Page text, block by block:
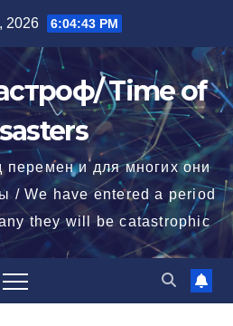
2026 6:04:45 PM
Time of
и для многих они
/ We have entered a period
they will be catastrophic